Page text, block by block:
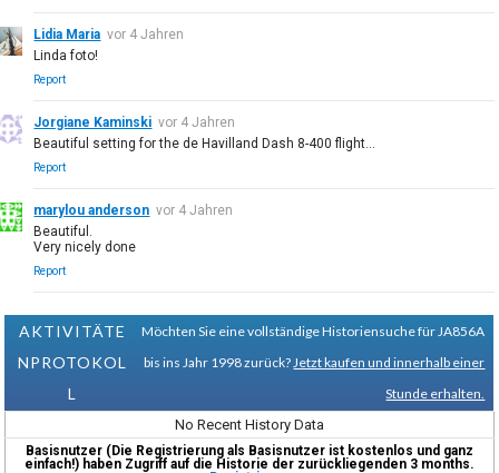
Lidia Maria vor 4 Jahren
Linda foto!
Report
Jorgiane Kaminski vor 4 Jahren
Beautiful setting for the de Havilland Dash 8-400 flight...
Report
marylou anderson vor 4 Jahren
Beautiful.
Very nicely done
Report
AKTIVITÄTE
NPROTOKOL
L
Möchten Sie eine vollständige Historiensuche für JA856A
bis ins Jahr 1998 zurück? Jetzt kaufen und innerhalb einer
Stunde erhalten.
No Recent History Data
Basisnutzer (Die Registrierung als Basisnutzer ist kostenlos und ganz
einfach!) haben Zugriff auf die Historie der zurückliegenden 3 months.